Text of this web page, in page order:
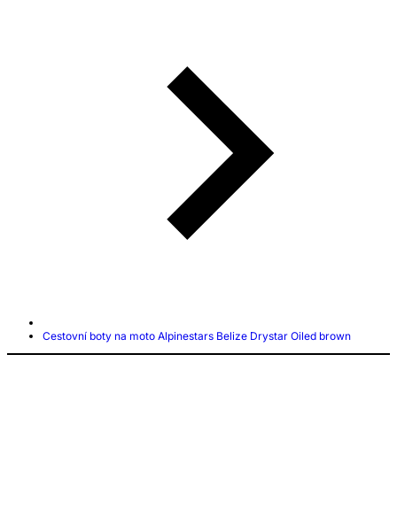
Cestovní boty na moto Alpinestars Belize Drystar Oiled brown